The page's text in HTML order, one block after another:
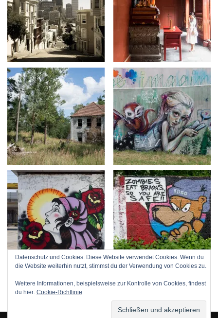
Datenschutz und Cookies: Diese Website verwendet Cookies. Wenn du
die Website weiterhin nutzt, stimmst du der Verwendung von Cookies zu.
Weitere Informationen, beispielsweise zur Kontrolle von Cookies, findest
du hier: Cookie-Richtlinie